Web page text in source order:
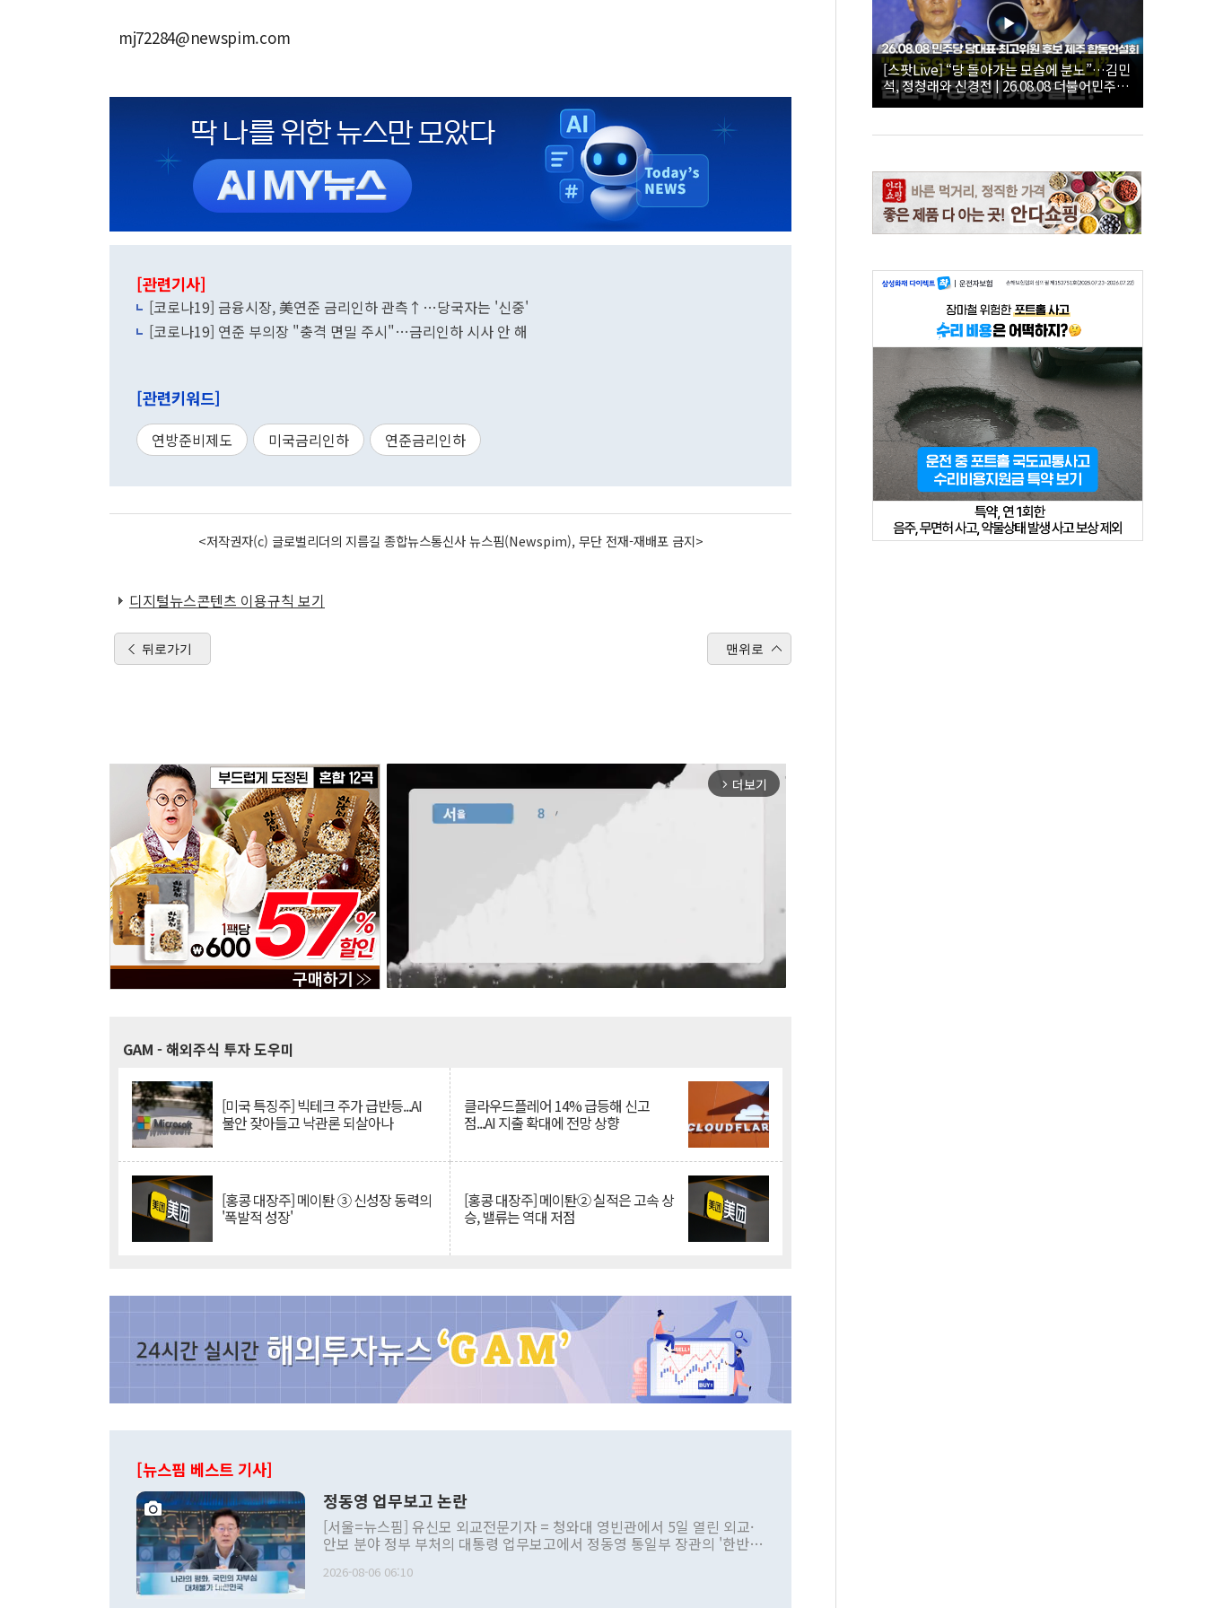
mj72284@newspim.com
[관련기사]
[코로나19] 금융시장, 美연준 금리인하 관측↑…당국자는 '신중'
[코로나19] 연준 부의장 "충격 면밀 주시"…금리인하 시사 안 해
[관련키워드]
연방준비제도 미국금리인하 연준금리인하
<저작권자(c) 글로벌리더의 지름길 종합뉴스통신사 뉴스핌(Newspim), 무단 전재-재배포 금지>
디지털뉴스콘텐츠 이용규칙 보기
뒤로가기 맨위로
arrow_forward_ios 더보기
GAM - 해외주식 투자 도우미
[미국 특징주] 빅테크 주가 급반등...AI
불안 잦아들고 낙관론 되살아나
클라우드플레어 14% 급등해 신고
점...AI 지출 확대에 전망 상향
[홍콩 대장주] 메이퇀 ③ 신성장 동력의
'폭발적 성장'
[홍콩 대장주] 메이퇀② 실적은 고속 상
승, 밸류는 역대 저점
[뉴스핌 베스트 기사]
정동영 업무보고 논란
[서울=뉴스핌] 유신모 외교전문기자 = 청와대 영빈관에서 5일 열린 외교·
안보 분야 정부 부처의 대통령 업무보고에서 정동영 통일부 장관의 '한반도
발언 중에는 정부 내 조율을 거치지 않은 사안을 정책으로 추진하겠다고 공
2026-08-06 06:10
[스팟Live] “당 돌아가는 모습에 분노”…김민
석, 정청래와 신경전 | 26.08.08 더불어민주당
당대표·최고위원 후보 제주 합동연설회